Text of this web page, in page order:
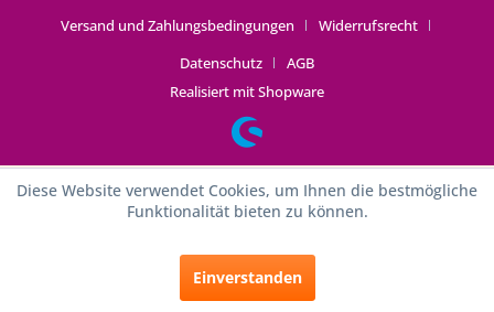
Versand und Zahlungsbedingungen
Widerrufsrecht
Datenschutz
AGB
Realisiert mit Shopware
Diese Website verwendet Cookies, um Ihnen die bestmögliche
Funktionalität bieten zu können.
Einverstanden